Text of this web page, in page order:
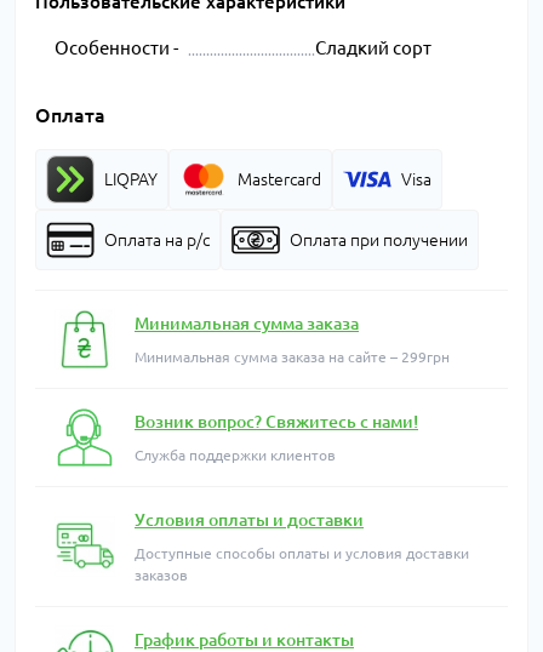
Особенности - Сладкий сорт
Оплата
LIQPAY Mastercard Visa
Оплата на р/с Оплата при получении
Минимальная сумма заказа
Минимальная сумма заказа на сайте – 299грн
Возник вопрос? Свяжитесь с нами!
Служба поддержки клиентов
Условия оплаты и доставки
Доступные способы оплаты и условия доставки
заказов
График работы и контакты